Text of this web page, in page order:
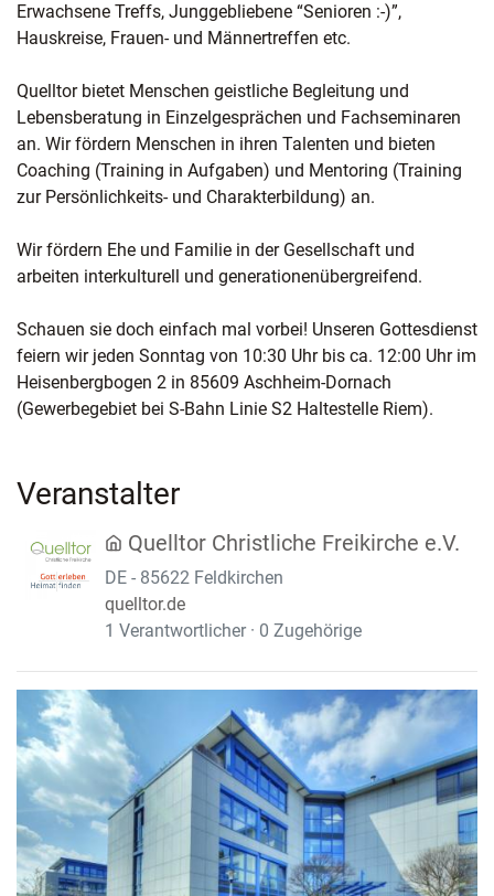
Erwachsene Treffs, Junggebliebene “Senioren :-)”,
Hauskreise, Frauen- und Männertreffen etc.
Quelltor bietet Menschen geistliche Begleitung und
Lebensberatung in Einzelgesprächen und Fachseminaren
an. Wir fördern Menschen in ihren Talenten und bieten
Coaching (Training in Aufgaben) und Mentoring (Training
zur Persönlichkeits- und Charakterbildung) an.
Wir fördern Ehe und Familie in der Gesellschaft und
arbeiten interkulturell und generationenübergreifend.
Schauen sie doch einfach mal vorbei! Unseren Gottesdienst
feiern wir jeden Sonntag von 10:30 Uhr bis ca. 12:00 Uhr im
Heisenbergbogen 2 in 85609 Aschheim-Dornach
(Gewerbegebiet bei S-Bahn Linie S2 Haltestelle Riem).
Veranstalter
Quelltor Christliche Freikirche e.V.
DE - 85622 Feldkirchen
quelltor.de
1 Verantwortlicher · 0 Zugehörige